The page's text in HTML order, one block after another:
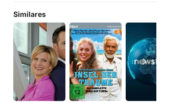
Similares